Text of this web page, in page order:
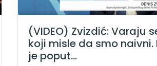
(VIDEO) Zvizdić: Varaju
koji misle da smo naivni.
je poput...